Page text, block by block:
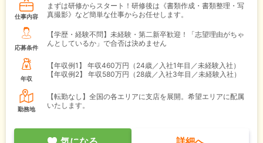
仕事内容
まずは研修からスタート！研修後は《書類作成・書類整理・写
真撮影》など簡単な仕事からお任せします。
応募条件
【学歴・経験不問】未経験・第二新卒歓迎！「志望理由がちゃ
んとしているか」で合否は決めません
年収
【年収例1】
年収460万円（24歳／入社1年目／未経験入社）
【年収例2】
年収580万円（28歳／入社3年目／未経験入社）
勤務地
【転勤なし】全国の各エリアに支店を展開。希望エリアに配属
いたします。